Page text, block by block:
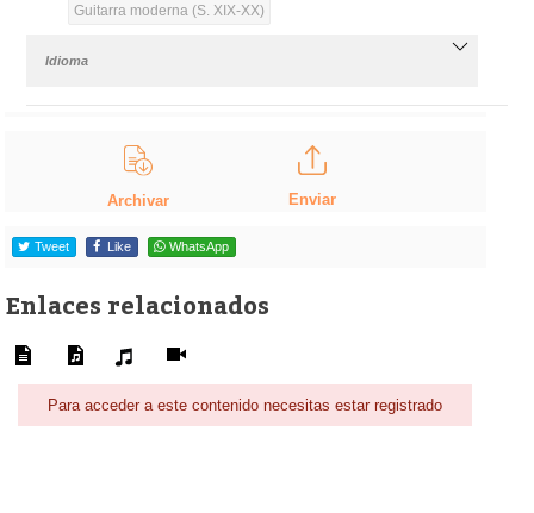
Guitarra moderna (S. XIX-XX)
Idioma
Archivar Enviar
Tweet Like WhatsApp
Enlaces relacionados
Para acceder a este contenido necesitas estar registrado